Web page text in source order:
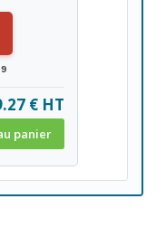
€ HT
panier